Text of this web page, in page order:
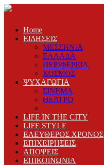
Home
ΕΙΔΗΣΕΙΣ
ΜΕΣΣΗΝΙΑ
ΕΛΛΑΔΑ
ΠΕΡΙΦΕΡΕΙΑ
ΚΟΣΜΟΣ
ΨΥΧΑΓΩΓΙΑ
ΣΙΝΕΜΑ
ΘΕΑΤΡΟ
LIFE IN THE CITY
LIFE STYLE
ΕΛΕΥΘΕΡΟΣ ΧΡΟΝΟΣ
ΕΠΙΧΕΙΡΗΣΕΙΣ
ΑΠΟΨΕΙΣ
ΕΠΙΚΟΙΝΩΝΙΑ